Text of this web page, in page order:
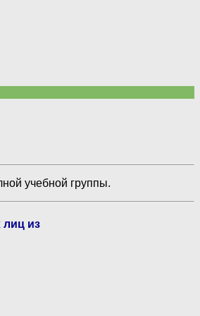
учебной группы.
лиц из